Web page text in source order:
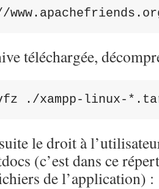
téléchargée,
./xampp-linux-
le droit à
(c’est dans ce
de l’application) :